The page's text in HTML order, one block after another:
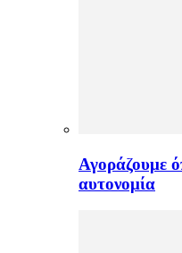
Αγοράζουμε
αυτονομία